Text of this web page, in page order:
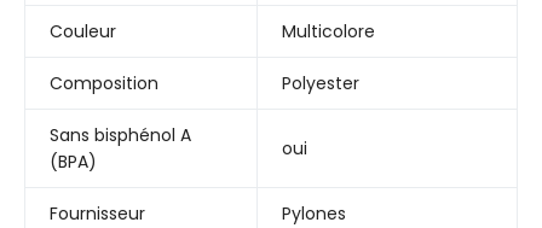
Couleur Multicolore
Composition Polyester
Sans bisphénol A
(BPA)
oui
Fournisseur Pylones